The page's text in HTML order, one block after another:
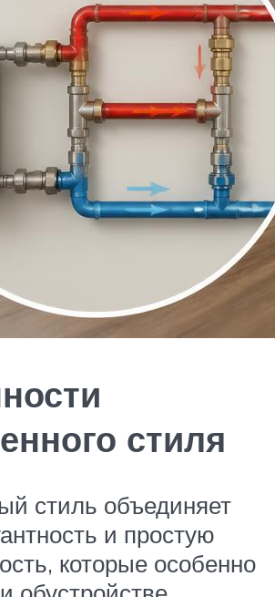
стиля
стиль объединяет
и простую
которые особенно